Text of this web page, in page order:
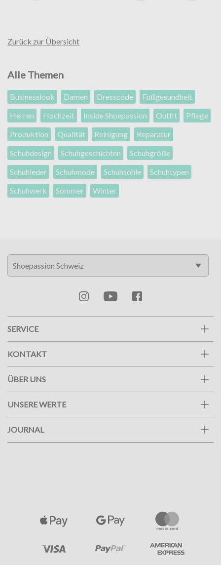
Zurück zur Übersicht
Alle Themen
Businesslook Damen Dresscode
Fußgesundheit
Herren
Hochzeit Inside Shoepassion Outfit
Pflege
Produktion
Qualität Reinigung
Reparatur
Schuhdesign
Schuhgeschichten
Schuhgröße
Schuhleder
Schuhmode Schuhsohle
Schuhtypen
Schuhwerk
Sommer Winter
SERVICE
KONTAKT
ÜBER UNS
UNSERE WERTE
JOURNAL